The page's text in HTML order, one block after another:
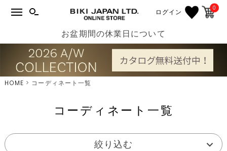
ログイン 0
お盆期間の休業日について
HOME コーディネート一覧
コーディネート一覧
絞り込む